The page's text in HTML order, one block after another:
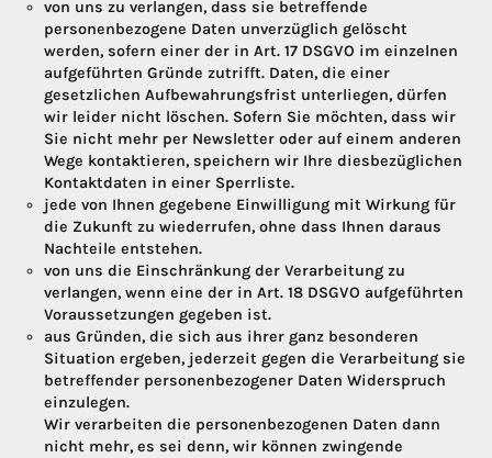
von uns zu verlangen, dass sie betreffende
personenbezogene Daten unverzüglich gelöscht
werden, sofern einer der in Art. 17 DSGVO im einzelnen
aufgeführten Gründe zutrifft. Daten, die einer
gesetzlichen Aufbewahrungsfrist unterliegen, dürfen
wir leider nicht löschen. Sofern Sie möchten, dass wir
Sie nicht mehr per Newsletter oder auf einem anderen
Wege kontaktieren, speichern wir Ihre diesbezüglichen
Kontaktdaten in einer Sperrliste.
jede von Ihnen gegebene Einwilligung mit Wirkung für
die Zukunft zu wiederrufen, ohne dass Ihnen daraus
Nachteile entstehen.
von uns die Einschränkung der Verarbeitung zu
verlangen, wenn eine der in Art. 18 DSGVO aufgeführten
Voraussetzungen gegeben ist.
aus Gründen, die sich aus ihrer ganz besonderen
Situation ergeben, jederzeit gegen die Verarbeitung sie
betreffender personenbezogener Daten Widerspruch
einzulegen.
Wir verarbeiten die personenbezogenen Daten dann
nicht mehr, es sei denn, wir können zwingende